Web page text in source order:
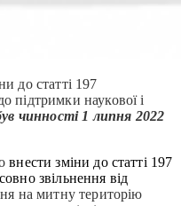
до статті 197
підтримки наукової і
чинності 1 липня 2022
внести зміни до статті 197
звільнення від
на митну територію